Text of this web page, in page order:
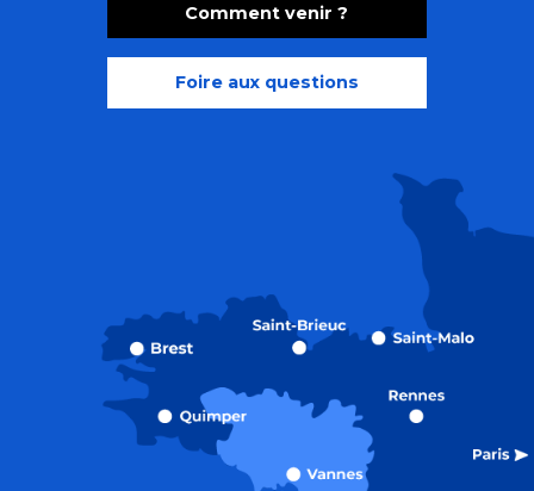
Comment venir ?
Foire aux questions